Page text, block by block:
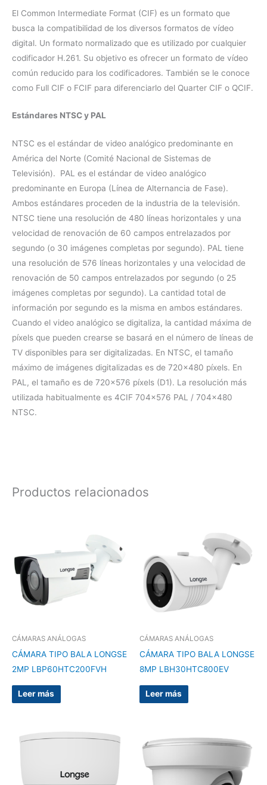
El Common Intermediate Format (CIF) es un formato que
busca la compatibilidad de los diversos formatos de vídeo
digital. Un formato normalizado que es utilizado por cualquier
codificador H.261. Su objetivo es ofrecer un formato de vídeo
común reducido para los codificadores. También se le conoce
como Full CIF o FCIF para diferenciarlo del Quarter CIF o QCIF.
Estándares NTSC y PAL
NTSC es el estándar de video analógico predominante en
América del Norte (Comité Nacional de Sistemas de
Televisión). PAL es el estándar de video analógico
predominante en Europa (Línea de Alternancia de Fase).
Ambos estándares proceden de la industria de la televisión.
NTSC tiene una resolución de 480 líneas horizontales y una
velocidad de renovación de 60 campos entrelazados por
segundo (o 30 imágenes completas por segundo). PAL tiene
una resolución de 576 líneas horizontales y una velocidad de
renovación de 50 campos entrelazados por segundo (o 25
imágenes completas por segundo). La cantidad total de
información por segundo es la misma en ambos estándares.
Cuando el video analógico se digitaliza, la cantidad máxima de
píxels que pueden crearse se basará en el número de líneas de
TV disponibles para ser digitalizadas. En NTSC, el tamaño
máximo de imágenes digitalizadas es de 720×480 píxels. En
PAL, el tamaño es de 720×576 píxels (D1). La resolución más
utilizada habitualmente es 4CIF 704×576 PAL / 704×480
NTSC.
Productos relacionados
CÁMARAS ANÁLOGAS
CÁMARA TIPO BALA LONGSE
2MP LBP60HTC200FVH
Leer más
CÁMARAS ANÁLOGAS
CÁMARA TIPO BALA LONGSE
8MP LBH30HTC800EV
Leer más